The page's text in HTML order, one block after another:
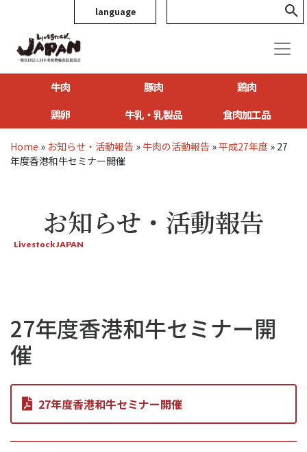
language
牛肉 豚肉
鶏肉
鶏卵
牛乳・乳製品 食肉加工品
Home » お知らせ・活動報告 » 牛肉の活動報告 »平成27年度 » 27
年度香港和牛セミナー開催
お知らせ・活動報告
Livestock JAPAN
27年度香港和牛セミナー開
催
27年度香港和牛セミナー開催